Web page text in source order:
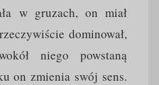
w gruzach, on miał
dominował,
niego powstaną
on zmienia swój sens.